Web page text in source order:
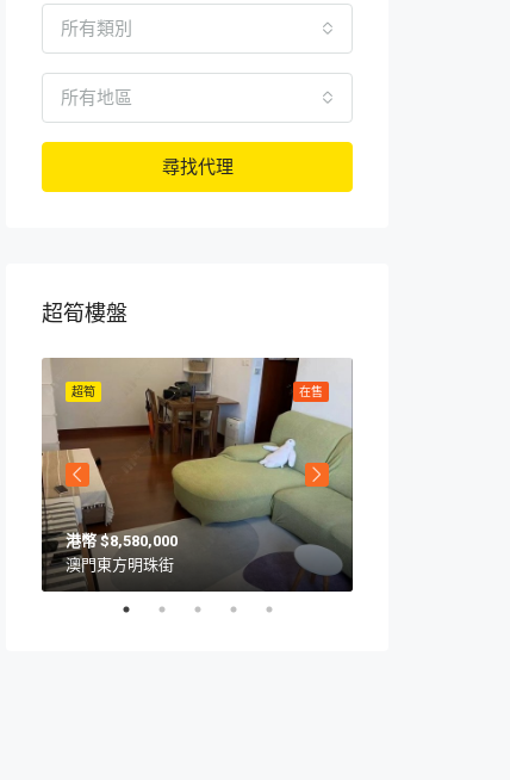
所有類別
所有地區
尋找代理
超筍樓盤
在售
超筍
$8,580,000
澳門東方明珠街